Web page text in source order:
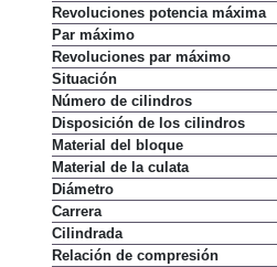
Revoluciones potencia máxima
Par máximo
Revoluciones par máximo
Situación
Número de cilindros
Disposición de los cilindros
Material del bloque
Material de la culata
Diámetro
Carrera
Cilindrada
Relación de compresión